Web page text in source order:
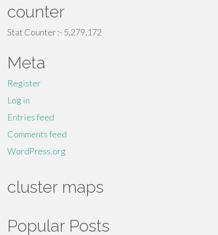
counter
Stat Counter :- 5,279,172
Meta
Register
Log in
Entries feed
Comments feed
WordPress.org
cluster maps
Popular Posts